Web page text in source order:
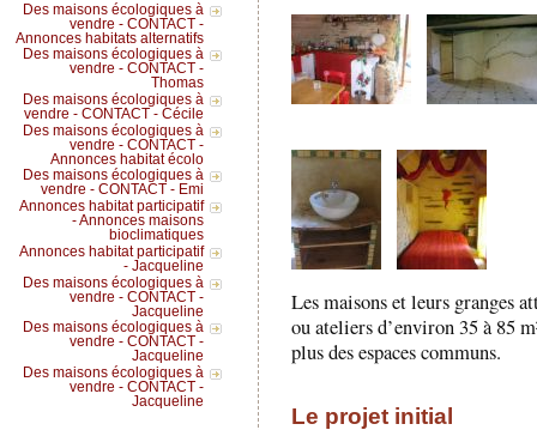
Les maisons et leurs granges
ou ateliers d’environ 35 à 85
plus des espaces communs.
Le projet initial
Des maisons écologiques à
vendre - CONTACT -
Annonces habitats alternatifs
Des maisons écologiques à
vendre - CONTACT -
Thomas
Des maisons écologiques à
vendre - CONTACT - Cécile
Des maisons écologiques à
vendre - CONTACT -
Annonces habitat écolo
Des maisons écologiques à
vendre - CONTACT - Emi
Annonces habitat participatif
- Annonces maisons
bioclimatiques
Annonces habitat participatif
- Jacqueline
Des maisons écologiques à
vendre - CONTACT -
Jacqueline
Des maisons écologiques à
vendre - CONTACT -
Jacqueline
Des maisons écologiques à
vendre - CONTACT -
Jacqueline